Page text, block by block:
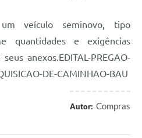
veículo seminovo, tipo
quantidades e exigências
anexos.EDITAL-PREGAO-
DE-CAMINHAO-BAU
Autor: Compras